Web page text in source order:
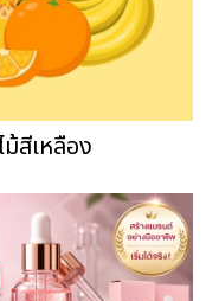
สีเหลือง